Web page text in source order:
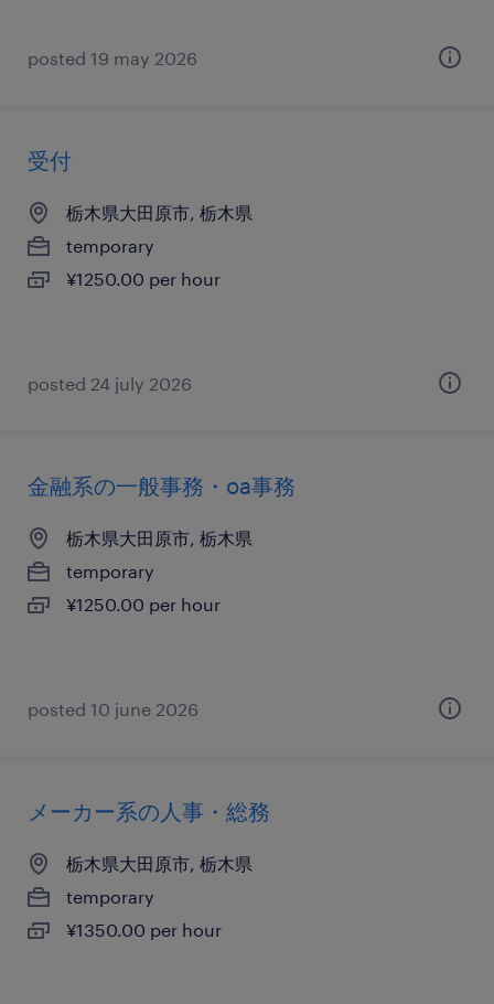
posted 19 may 2026
受付
栃木県大田原市, 栃木県
temporary
¥1250.00 per hour
posted 24 july 2026
金融系の一般事務・oa事務
栃木県大田原市, 栃木県
temporary
¥1250.00 per hour
posted 10 june 2026
メーカー系の人事・総務
栃木県大田原市, 栃木県
temporary
¥1350.00 per hour